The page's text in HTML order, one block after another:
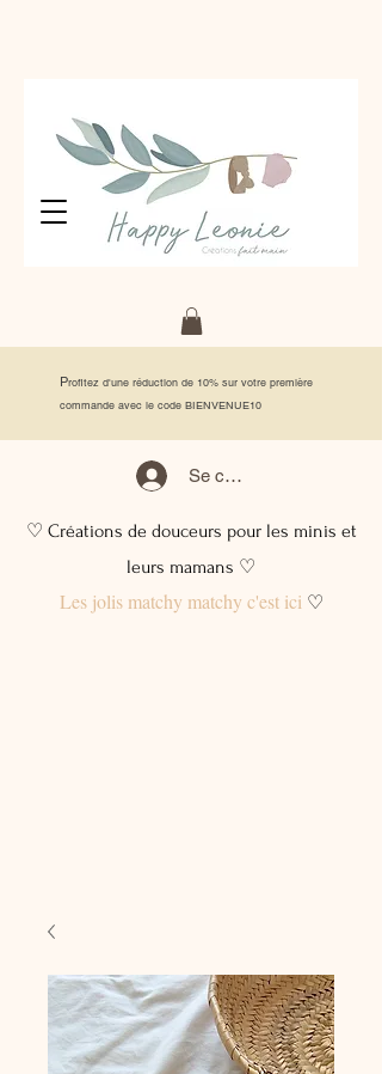
Profitez d'une réduction de 10% sur votre première
commande avec le code BIENVENUE10
Se connecter
♡ Créations de douceurs pour les minis et
leurs mamans ♡
Les jolis matchy matchy c'est ici♡